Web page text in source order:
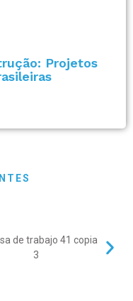
Projetos